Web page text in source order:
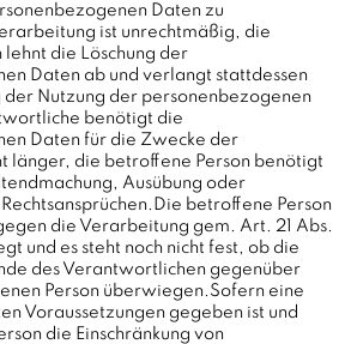
Daten zu
ist unrechtmäßig, die
lehnt die Löschung der
Daten ab und verlangt stattdessen
der Nutzung der personenbezogenen
benötigt die
Daten für die Zwecke der
länger, die betroffene Person benötigt
Ausübung oder
betroffene Person
die Verarbeitung gem. Art. 21 Abs.
und es steht noch nicht fest, ob die
des Verantwortlichen gegenüber
Person überwiegen.Sofern eine
Voraussetzungen gegeben ist und
die Einschränkung von